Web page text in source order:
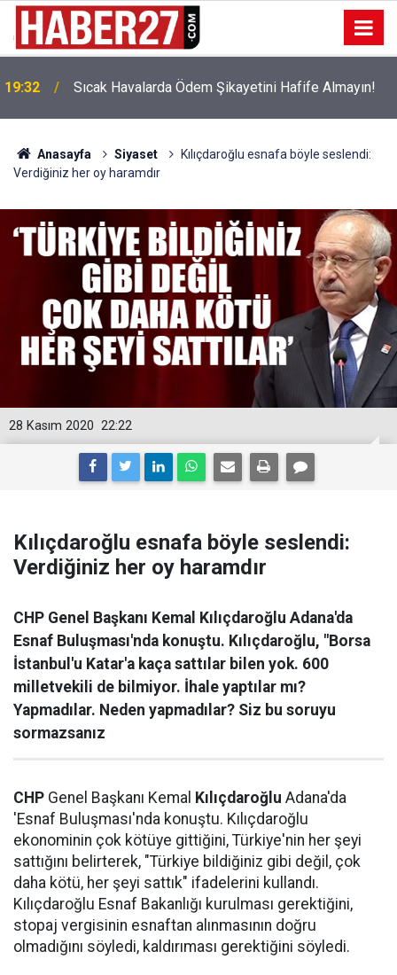
19:32 Sıcak Havalarda Ödem Şikayetini Hafife Almayın!
Anasayfa Siyaset
Kılıçdaroğlu esnafa böyle seslendi:
Verdiğiniz her oy haramdır
22:22
28 Kasım 2020
Kılıçdaroğlu esnafa böyle seslendi:
Verdiğiniz her oy haramdır
CHP Genel Başkanı Kemal Kılıçdaroğlu Adana'da
Esnaf Buluşması'nda konuştu. Kılıçdaroğlu, "Borsa
İstanbul'u Katar'a kaça sattılar bilen yok. 600
milletvekili de bilmiyor. İhale yaptılar mı?
Yapmadılar. Neden yapmadılar? Siz bu soruyu
sormazsanız
CHP Genel Başkanı Kemal Kılıçdaroğlu Adana'da
'Esnaf Buluşması'nda konuştu. Kılıçdaroğlu
ekonominin çok kötüye gittiğini, Türkiye'nin her şeyi
sattığını belirterek, "Türkiye bildiğiniz gibi değil, çok
daha kötü, her şeyi sattık" ifadelerini kullandı.
Kılıçdaroğlu Esnaf Bakanlığı kurulması gerektiğini,
stopaj vergisinin esnaftan alınmasının doğru
olmadığını söyledi, kaldırıması gerektiğini söyledi.